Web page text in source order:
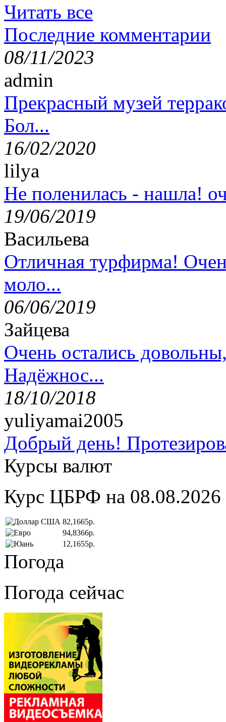
Читать все
Последние комментарии
08/11/2023
admin
Прекрасный музей
Бол...
16/02/2020
lilya
Не поленилась - нашла!
19/06/2019
Васильева
Отличная турфирма!
моло...
06/06/2019
Зайцева
Очень остались
Надёжнос...
18/10/2018
yuliyamai2005
Добрый день!
Курсы валют
Курс ЦБРФ на 08.08.2026
82,1665р.
94,8366р.
12,1655р.
Погода
Погода сейчас